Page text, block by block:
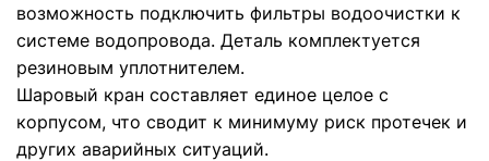
возможность подключить фильтры водоочистки к
системе водопровода. Деталь комплектуется
резиновым уплотнителем.
Шаровый кран составляет единое целое с
корпусом, что сводит к минимуму риск протечек и
других аварийных ситуаций.